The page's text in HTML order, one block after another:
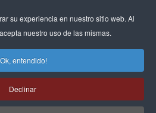
su experiencia en nuestro sitio web. Al
nuestro uso de las mismas.
entendido!
Declinar
Managementpara